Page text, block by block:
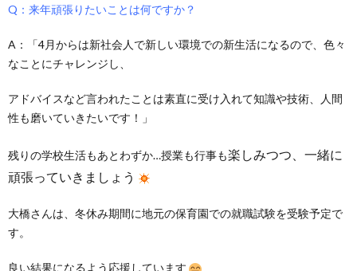
Q：来年頑張りたいことは何ですか？
A：「4月からは新社会人で新しい環境での新生活になるので、色々
なことにチャレンジし、
アドバイスなど言われたことは素直に受け入れて知識や技術、人間
性も磨いていきたいです！」
残りの学校生活もあとわずか…授業も行事も楽しみつつ、一緒に
頑張っていきましょう
大橋さんは、冬休み期間に地元の保育園での就職試験を受験予定で
す。
良い結果になるよう応援しています